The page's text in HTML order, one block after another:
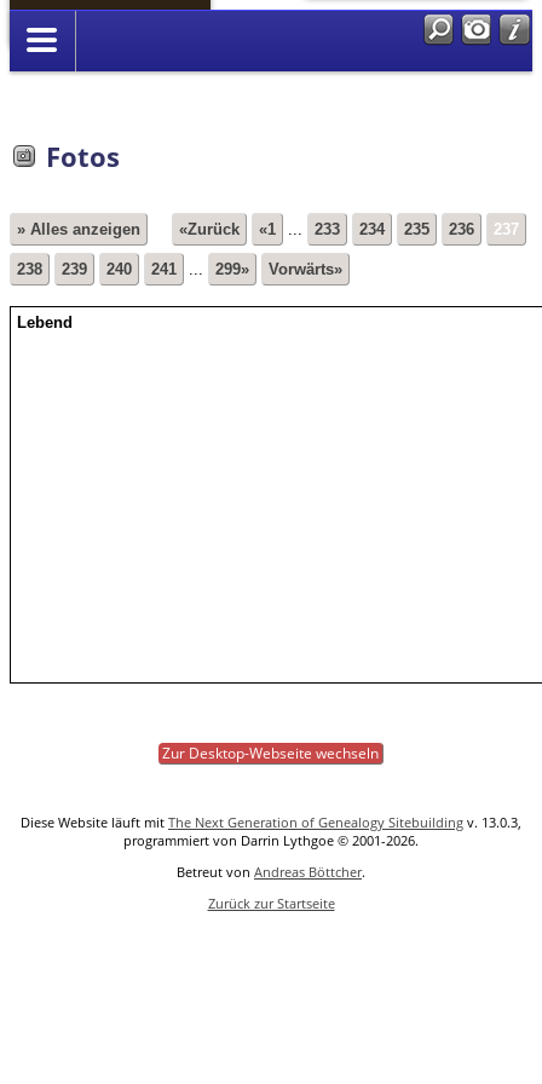
Anmelden
Fotos
» Alles anzeigen «Zurück «1 ... 233 234 235 236 237
238 239 240 241 ... 299» Vorwärts»
Lebend
Zur Desktop-Webseite wechseln
Diese Website läuft mit The Next Generation of Genealogy Sitebuilding v. 13.0.3,
programmiert von Darrin Lythgoe © 2001-2026.
Betreut von Andreas Böttcher.
Zurück zur Startseite